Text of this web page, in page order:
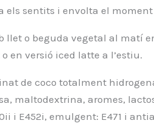
els sentits i envolta el
llet o beguda vegetal al matí
en versió iced latte a l’estiu.
de coco totalment
maltodextrina, aromes,
i E452i, emulgent: E471 i